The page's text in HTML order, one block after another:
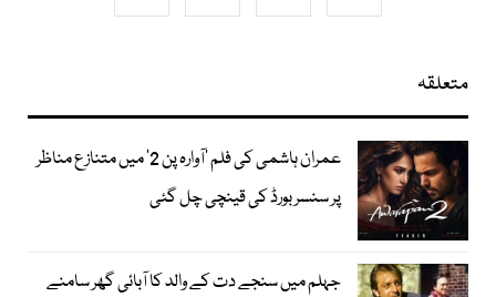
متعلقہ
عمران ہاشمی کی فلم ’آوارہ پن 2‘ میں متنازع مناظر
پر سنسر بورڈ کی قینچی چل گئی
جہلم میں سنجے دت کے والد کا آبائی گھر سامنے